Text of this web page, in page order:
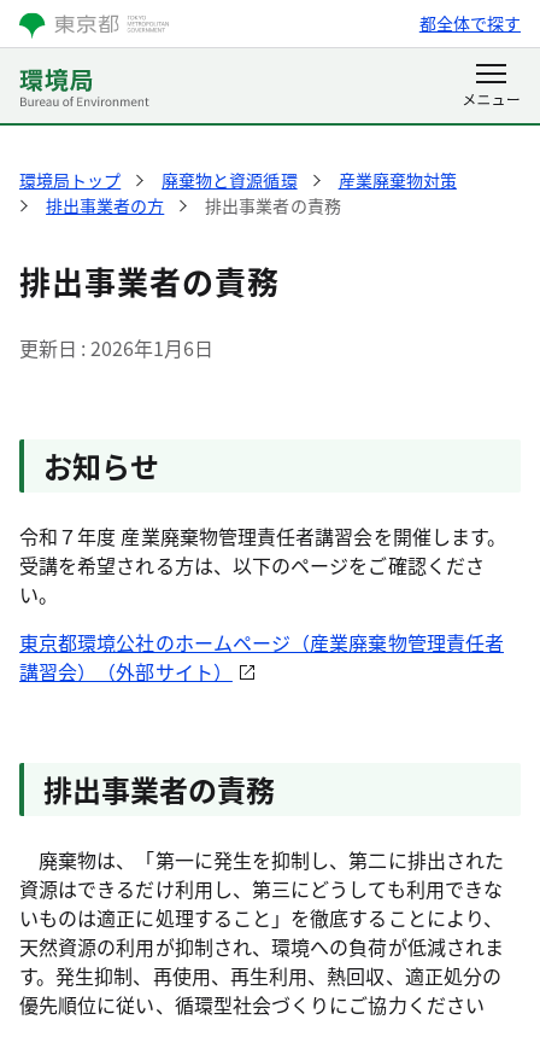
都全体で探す
環境局トップ 廃棄物と資源循環
産業廃棄物対策
排出事業者の方
排出事業者の責務
排出事業者の責務
更新日 2026年1月6日
お知らせ
令和７年度 産業廃棄物管理責任者講習会を開催します。
受講を希望される方は、以下のページをご確認くださ
い。
東京都環境公社のホームページ（産業廃棄物管理責任者
講習会）（外部サイト）
排出事業者の責務
廃棄物は、「第一に発生を抑制し、第二に排出された
資源はできるだけ利用し、第三にどうしても利用できな
いものは適正に処理すること」を徹底することにより、
天然資源の利用が抑制され、環境への負荷が低減されま
す。発生抑制、再使用、再生利用、熱回収、適正処分の
優先順位に従い、循環型社会づくりにご協力ください